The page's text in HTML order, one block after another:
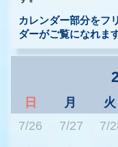
カレンダー部分をフ
ダーがご覧になれま
日 月 火
7/26
7/27 7/